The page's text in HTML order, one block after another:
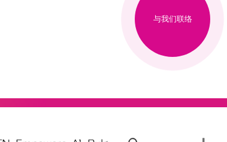
与我们联络